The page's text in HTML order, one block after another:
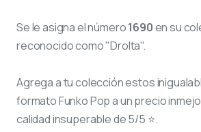
Se le asigna el número1690en su
reconocido como "Drolta".
Agrega a tu colección estos
formato Funko Pop a un precio
calidad insuperable de 5/5 ⭐.